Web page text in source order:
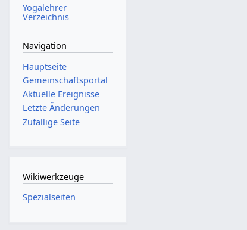
Yogalehrer
Verzeichnis
Navigation
Hauptseite
Gemeinschafts­portal
Aktuelle Ereignisse
Letzte Änderungen
Zufällige Seite
Wikiwerkzeuge
Spezialseiten